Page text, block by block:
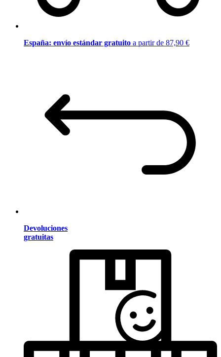
España: envío estándar gratuito a partir de 87,90 €
Devoluciones
gratuitas